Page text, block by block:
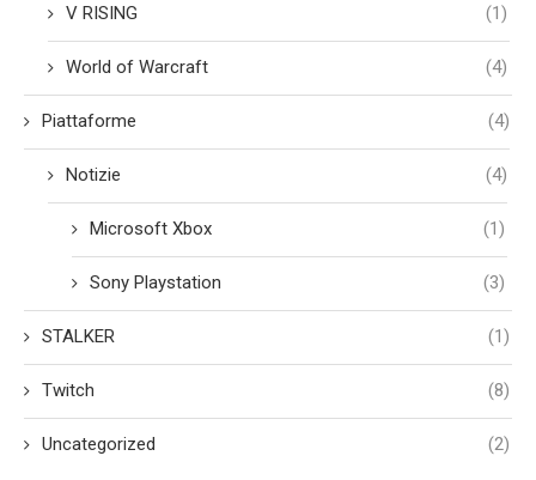
V RISING (1)
World of Warcraft (4)
Piattaforme (4)
Notizie (4)
Microsoft Xbox (1)
Sony Playstation (3)
STALKER (1)
Twitch (8)
Uncategorized (2)